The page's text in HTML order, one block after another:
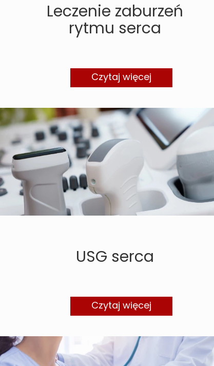
Leczenie zaburzeń
rytmu serca
Czytaj więcej
USG serca
Czytaj więcej